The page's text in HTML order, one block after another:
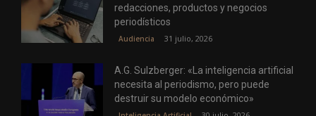
redacciones, productos y negocios
periodísticos
Audiencia 31 julio, 2026
A.G. Sulzberger: «La inteligencia artificial
necesita al periodismo, pero puede
destruir su modelo económico»